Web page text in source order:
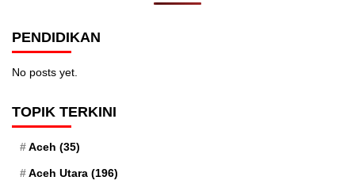
PENDIDIKAN
No posts yet.
TOPIK TERKINI
Aceh (35)
Aceh Utara (196)